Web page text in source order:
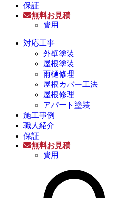
保証
無料お見積
費用
対応工事
外壁塗装
屋根塗装
雨樋修理
屋根カバー工法
屋根修理
アパート塗装
施工事例
職人紹介
保証
無料お見積
費用